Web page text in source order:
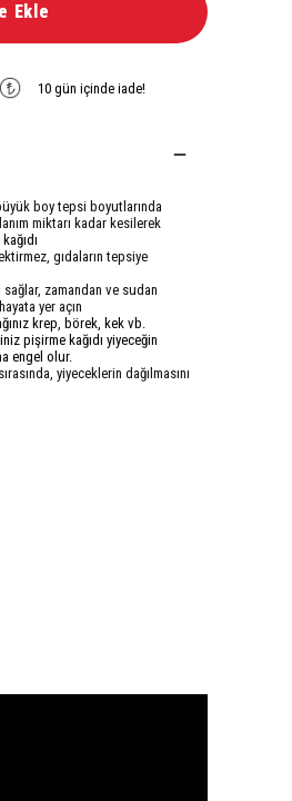
Ekle
10 gün içinde iade!
boy tepsi boyutlarında
miktarı kadar kesilerek
gıdaların tepsiye
sağlar, zamandan ve sudan
yer açın
krep, börek, kek vb.
pişirme kağıdı yiyeceğin
engel olur.
yiyeceklerin dağılmasını